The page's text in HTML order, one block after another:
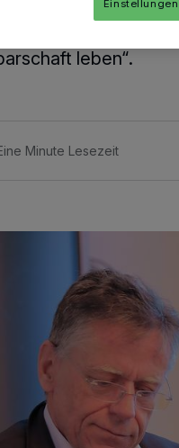
in Höhe
leben“.
Minute Lesezeit